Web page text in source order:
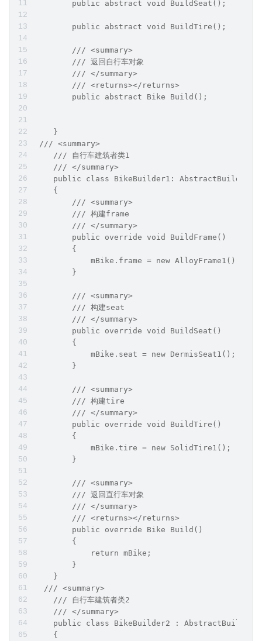
        public abstract void BuildSeat();
        public abstract void BuildTire();
        /// <summary>
        /// 返回自行车对象
        /// </summary>
        /// <returns></returns>
        public abstract Bike Build();
    }
/// <summary>
    /// 自行车建筑者类1
    /// </summary>
    public class BikeBuilder1: AbstractBuilder
    {
        /// <summary>
        /// 构建frame
        /// </summary>
        public override void BuildFrame()
        {
            mBike.frame = new AlloyFrame1();
        }
        /// <summary>
        /// 构建seat
        /// </summary>
        public override void BuildSeat()
        {
            mBike.seat = new DermisSeat1();
        }
        /// <summary>
        /// 构建tire
        /// </summary>
        public override void BuildTire()
        {
            mBike.tire = new SolidTire1();
        }
        /// <summary>
        /// 返回直行车对象
        /// </summary>
        /// <returns></returns>
        public override Bike Build()
        {
            return mBike;
        }
    }
  /// <summary>
    /// 自行车建筑者类2
    /// </summary>
    public class BikeBuilder2 : AbstractBuilder
    {